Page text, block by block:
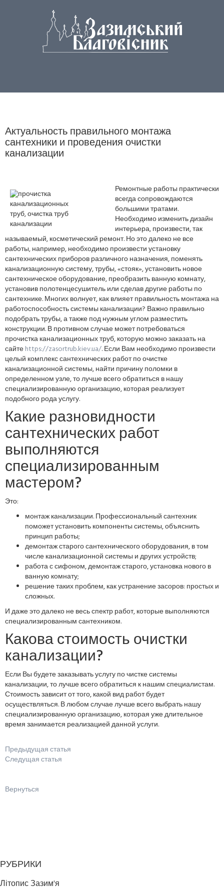
Актуальность правильного монтажа
сантехники и проведения очистки
канализации
Ремонтные работы практически
всегда сопровождаются
большими тратами.
Необходимо изменить дизайн
интерьера, произвести, так
называемый, косметический ремонт. Но это далеко не все
работы, например, необходимо произвести установку
сантехнических приборов различного назначения, поменять
канализационную систему, трубы, «стояк», установить новое
сантехническое оборудование, преобразить ванную комнату,
установив полотенцесушитель или сделав другие работы по
сантехнике. Многих волнует, как влияет правильность монтажа на
работоспособность системы канализации? Важно правильно
подобрать трубы, а также под нужным углом разместить
конструкции. В противном случае может потребоваться
прочистка канализационных труб, которую можно заказать на
сайтеhttps://zasortrub.kiev.ua/. Если Вам необходимо произвести
целый комплекс сантехнических работ по очистке
канализационной системы, найти причину поломки в
определенном узле, то лучше всего обратиться в нашу
специализированную организацию, которая реализует
подобного рода услугу.
Какие разновидности
сантехнических работ
выполняются
специализированным
мастером?
Это:
монтаж канализации. Профессиональный сантехник
поможет установить компоненты системы, объяснить
принцип работы;
демонтаж старого сантехнического оборудования, в том
числе канализационной системы и других устройств;
работа с сифоном, демонтаж старого, установка нового в
ванную комнату;
решение таких проблем, как устранение засоров: простых и
сложных.
И даже это далеко не весь спектр работ, которые выполняются
специализированным сантехником.
Какова стоимость очистки
канализации?
Если Вы будете заказывать услугу по чистке системы
канализации, то лучше всего обратиться к нашим специалистам.
Стоимость зависит от того, какой вид работ будет
осуществляться. В любом случае лучше всего выбрать нашу
специализированную организацию, которая уже длительное
время занимается реализацией данной услуги.
Предыдущая статья
Следущая статья
Вернуться
РУБРИКИ
Літопис Зазим'я